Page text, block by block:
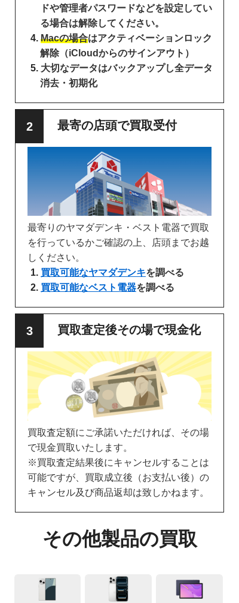
ドや管理者パスワードなどを設定してい
る場合は解除してください。
Macの場合はアクティベーションロック
解除（iCloudからのサインアウト）
大切なデータはバックアップし全データ
消去・初期化
最寄の店頭で買取受付
最寄りのヤマダデンキ・ベスト電器で買取
を行っているかご確認の上、店頭までお越
しください。
買取可能なヤマダデンキを調べる
買取可能なベスト電器を調べる
買取査定後その場で現金化
買取査定額にご承諾いただければ、その場
で現金買取いたします。
※買取査定結果後にキャンセルすることは
可能ですが、買取成立後（お支払い後）の
キャンセル及び商品返却は致しかねます。
その他製品の買取